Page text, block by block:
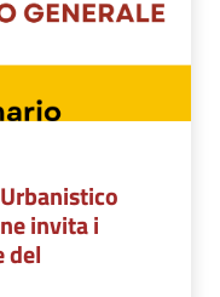
invita i
del